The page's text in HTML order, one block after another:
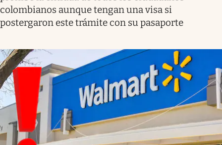
colombianos aunque tengan una visa si
postergaron este trámite con su pasaporte